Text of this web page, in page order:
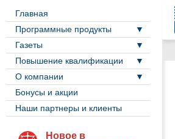
Главная
Программные продукты
Газеты
Повышение квалификации
О компании
Бонусы и акции
Наши партнеры и клиенты
Новое в